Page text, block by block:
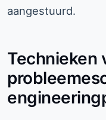
aangestuurd.
Technieken